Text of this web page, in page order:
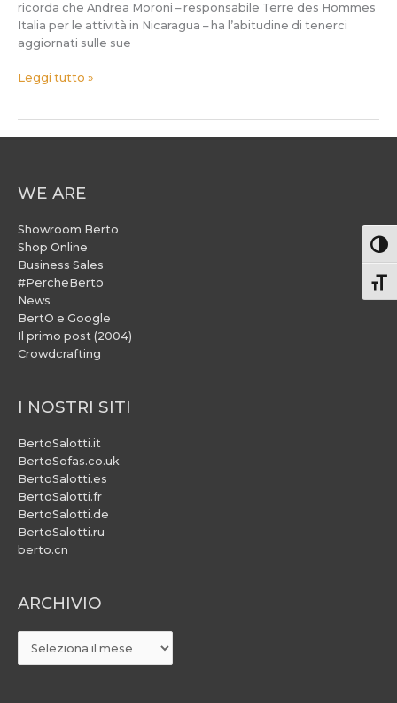
ricorda che Andrea Moroni – responsabile Terre des Hommes
Italia per le attività in Nicaragua – ha l’abitudine di tenerci
aggiornati sulle sue
Leggi tutto »
WE ARE
Showroom Berto
Shop Online
Business Sales
#PercheBerto
News
BertO e Google
Il primo post (2004)
Crowdcrafting
I NOSTRI SITI
BertoSalotti.it
BertoSofas.co.uk
BertoSalotti.es
BertoSalotti.fr
BertoSalotti.de
BertoSalotti.ru
berto.cn
ARCHIVIO
ARCHIVIO